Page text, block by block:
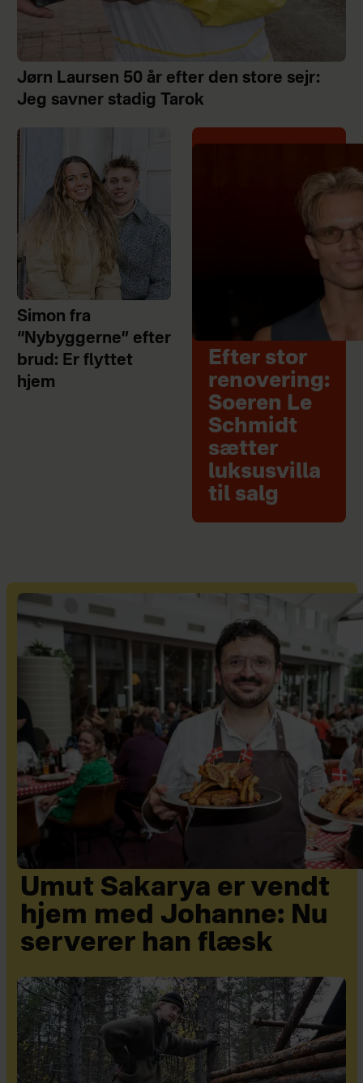
Jørn Laursen 50 år efter den store sejr:
Jeg savner stadig Tarok
Simon fra
“Nybyggerne” efter
brud: Er flyttet
hjem
Efter stor
renovering:
Soeren Le
Schmidt
sætter
luksusvilla
til salg
Umut Sakarya er vendt
hjem med Johanne: Nu
serverer han flæsk